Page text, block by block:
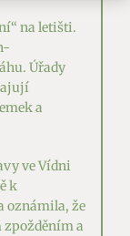
na letišti.
Úřady
a
ve Vídni
k
oznámila, že
a